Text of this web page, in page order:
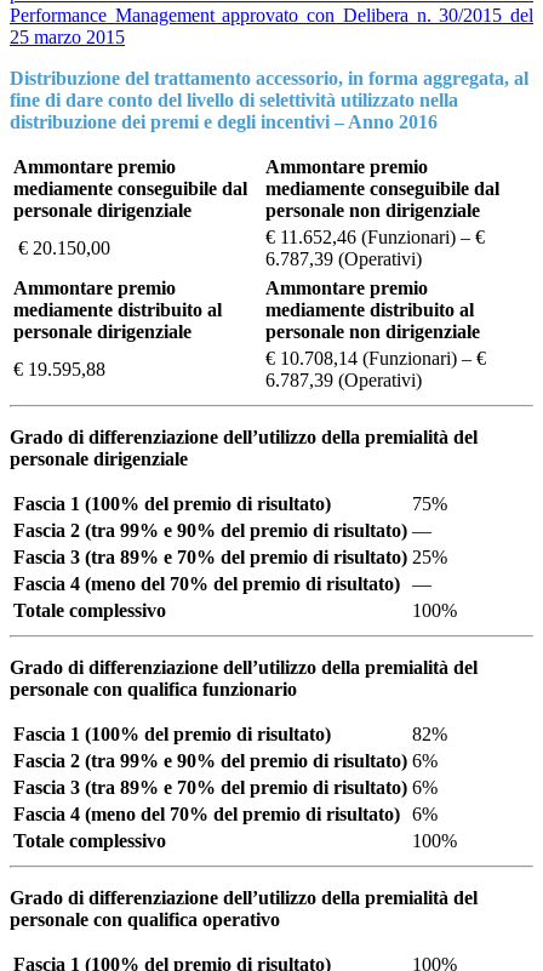
Performance Management approvato con Delibera n. 30/2015 del
25 marzo 2015
Distribuzione del trattamento accessorio, in forma aggregata, al
fine di dare conto del livello di selettività utilizzato nella
distribuzione dei premi e degli incentivi – Anno 2016
Ammontare premio
mediamente conseguibile dal
personale dirigenziale
Ammontare premio
mediamente conseguibile dal
personale non dirigenziale
€ 20.150,00
€ 11.652,46 (Funzionari) – €
6.787,39 (Operativi)
Ammontare premio
mediamente distribuito al
personale dirigenziale
Ammontare premio
mediamente distribuito al
personale non dirigenziale
€ 19.595,88
€ 10.708,14 (Funzionari) – €
6.787,39 (Operativi)
Grado di differenziazione dell’utilizzo della premialità del
personale dirigenziale
Fascia 1 (100% del premio di risultato)
75%
Fascia 2 (tra 99% e 90% del premio di risultato) —
Fascia 3 (tra 89% e 70% del premio di risultato) 25%
Fascia 4 (meno del 70% del premio di risultato) —
Totale complessivo
100%
Grado di differenziazione dell’utilizzo della premialità del
personale con qualifica funzionario
Fascia 1 (100% del premio di risultato)
82%
Fascia 2 (tra 99% e 90% del premio di risultato) 6%
Fascia 3 (tra 89% e 70% del premio di risultato) 6%
Fascia 4 (meno del 70% del premio di risultato) 6%
Totale complessivo
100%
Grado di differenziazione dell’utilizzo della premialità del
personale con qualifica operativo
Fascia 1 (100% del premio di risultato)
100%